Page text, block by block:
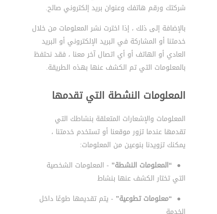
شركتك ورقم هاتفك وعنوان بريد إلكتروني صالح.
بالإضافة إلى ذلك ، إذا اخترت نشر المعلومات من خلال
خدمتنا أو المشاركة في البريد الإلكتروني أو البريد
العادي أو الهاتف أو أي اتصال آخر معنا ، فقد نحتفظ
بالمعلومات التي تم الكشف عنها بهذه الطريقة.
المعلومات النشطة التي تقدمها
المعلومات والإشعارات المتعلقة بنشاطك التي
تقدمها عندما تزور موقعنا أو تستخدم خدمتنا ،
يمكنك تزويدنا بنوعين من المعلومات:
● “المعلومات النشطة” - المعلومات الشخصية
التي تختار الكشف عنها بنشاط
● “معلومات تطوعية” - يتم تقديمها طوعًا داخل